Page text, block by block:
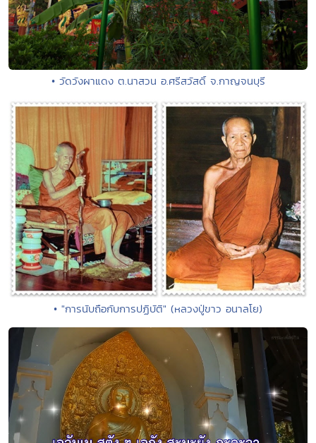
• วัดวังผาแดง ต.นาสวน อ.ศรีสวัสดิ์ จ.กาญจนบุรี
• "การนับถือกับการปฏิบัติ" (หลวงปู่ขาว อนาลโย)